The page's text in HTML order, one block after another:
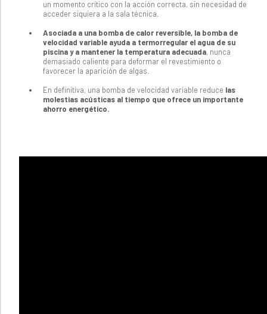
un momento crítico con la acción correcta, sin necesidad de
acceder siquiera a la sala técnica.
Asociada a una bomba de calor reversible, la bomba de
velocidad variable ayuda a termorregular el agua de su
piscina y a mantener la temperatura adecuada, nunca
demasiado caliente para deformar el revestimiento o
favorecer la aparición de algas.
En definitiva, una bomba de velocidad variable reduce las
molestias acústicas al tiempo que ofrece un importante
ahorro energético.